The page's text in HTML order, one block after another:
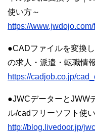
使い方～
https://www.jwdojo.com/
●CADファイルを変換
の求人・派遣・転職情
https://cadjob.co.jp/
●JWCデーターとJWW
ル/cadフリーソフト使
http://blog.livedoor.jp/